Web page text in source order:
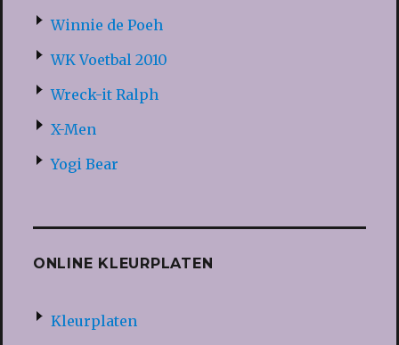
Winnie de Poeh
WK Voetbal 2010
Wreck-it Ralph
X-Men
Yogi Bear
ONLINE KLEURPLATEN
Kleurplaten